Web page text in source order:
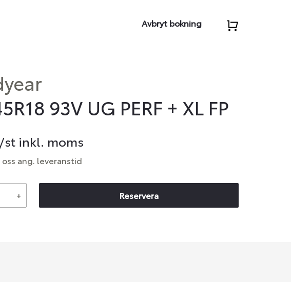
Avbryt bokning
93V UG PERF + XL FP
st inkl. moms
ang. leveranstid
+ Reservera